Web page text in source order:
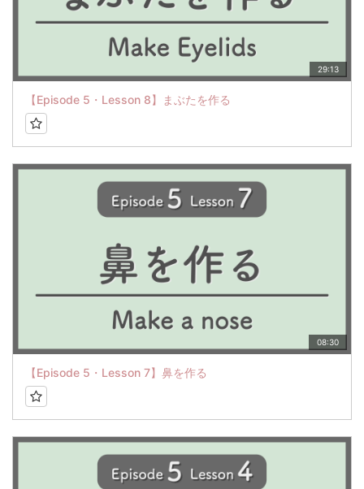
29:13
【Episode 5・Lesson 8】まぶたを作る
08:30
【Episode 5・Lesson 7】鼻を作る